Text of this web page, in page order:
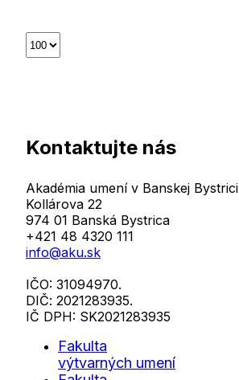
Select
the
Kontaktujte nás
Akadémia umení v Banskej Bystrici
Kollárova 22
974 01 Banská Bystrica
+421 48 4320 111
info@aku.sk
IČO: 31094970.
DIČ: 2021283935.
IČ DPH: SK2021283935
Fakulta
výtvarných umení